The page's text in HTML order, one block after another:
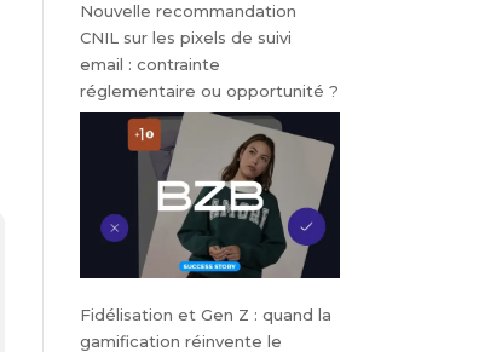
Nouvelle recommandation
CNIL sur les pixels de suivi
email : contrainte
réglementaire ou opportunité ?
Fidélisation et Gen Z : quand la
gamification réinvente le